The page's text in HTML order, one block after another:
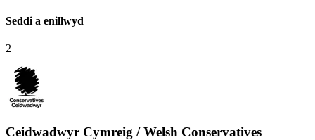
Seddi a enillwyd
2
Ceidwadwyr Cymreig / Welsh Conservatives